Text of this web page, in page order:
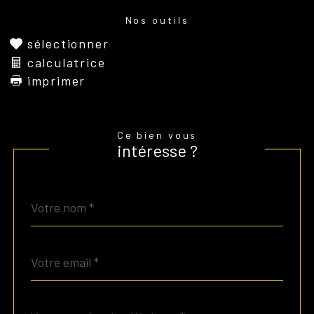
Nos outils
sélectionner
calculatrice
imprimer
Ce bien vous
intéresse ?
*
*